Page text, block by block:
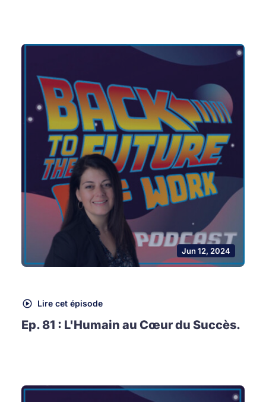
Jun 12, 2024
Lire cet épisode
Ep. 81 : L'Humain au Cœur du Succès.